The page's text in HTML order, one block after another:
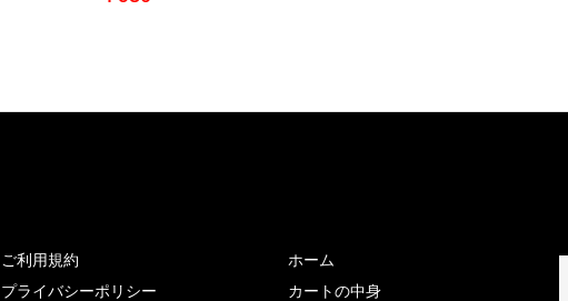
ご利用規約
プライバシーポリシー
ホーム
カートの中身